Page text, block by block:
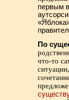
первым
По
что-то